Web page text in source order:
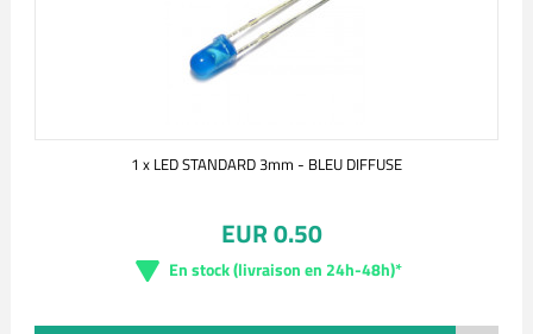
1 x LED STANDARD 3mm - BLEU DIFFUSE
EUR 0.50
En stock (livraison en 24h-48h)*